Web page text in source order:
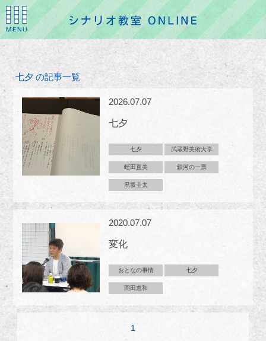
七夕 の記事一覧
2026.07.07
七夕
七夕 武蔵野美術大学
蛭田直美 銀河の一票
黒坂圭太
2020.07.07
変化
おとなの事情 七夕
岡田恵和
1